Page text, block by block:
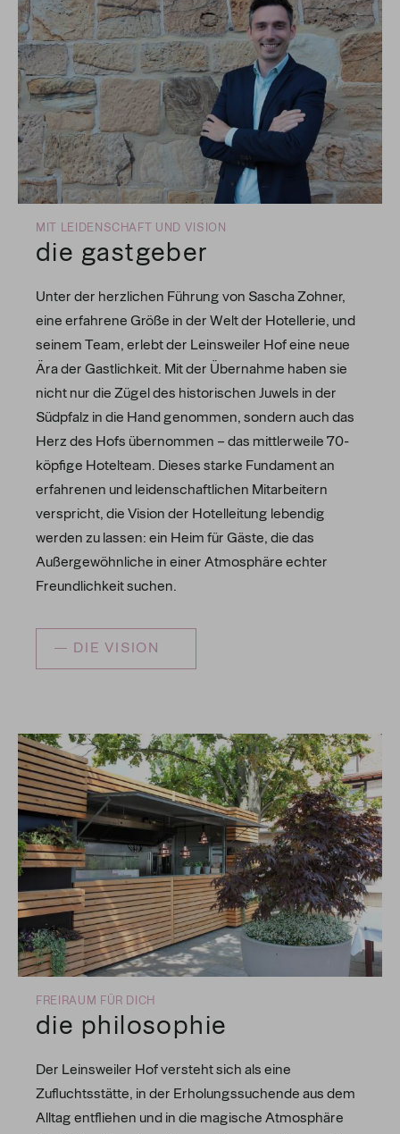
MIT LEIDENSCHAFT UND VISION
die gastgeber
Unter der herzlichen Führung von Sascha Zohner,
eine erfahrene Größe in der Welt der Hotellerie, und
seinem Team, erlebt der Leinsweiler Hof eine neue
Ära der Gastlichkeit. Mit der Übernahme haben sie
nicht nur die Zügel des historischen Juwels in der
Südpfalz in die Hand genommen, sondern auch das
Herz des Hofs übernommen – das mittlerweile 70-
köpfige Hotelteam. Dieses starke Fundament an
erfahrenen und leidenschaftlichen Mitarbeitern
verspricht, die Vision der Hotelleitung lebendig
werden zu lassen: ein Heim für Gäste, die das
Außergewöhnliche in einer Atmosphäre echter
Freundlichkeit suchen.
DIE VISION
FREIRAUM FÜR DICH
die philosophie
Der Leinsweiler Hof versteht sich als eine
Zufluchtsstätte, in der Erholungssuchende aus dem
Alltag entfliehen und in die magische Atmosphäre